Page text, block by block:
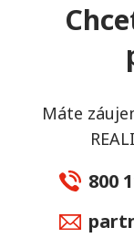
Máte
800